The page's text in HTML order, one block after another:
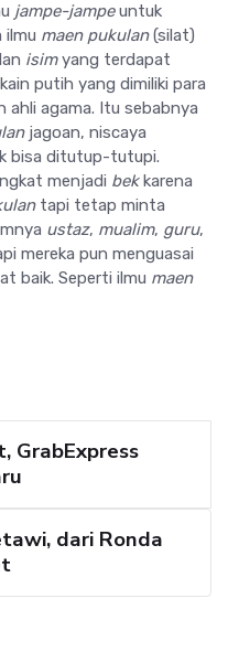
jampe-jampeuntuk
maen pukulan(silat)
isimyang terdapat
putih yang dimiliki para
ahli agama. Itu sebabnya
jagoan, niscaya
bisa ditutup-tutupi.
menjadi bekkarena
tapi tetap minta
ustaz, mualim, guru,
mereka pun menguasai
baik. Seperti ilmu maen
GrabExpress
dari Ronda